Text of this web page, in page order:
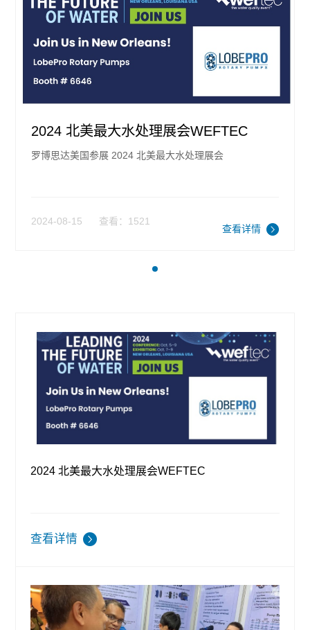
2024 北美最大水处理展会WEFTEC
罗博思达美国参展 2024 北美最大水处理展会
2024-08-15 查看：1521
查看详情
2024 北美最大水处理展会WEFTEC
查看详情